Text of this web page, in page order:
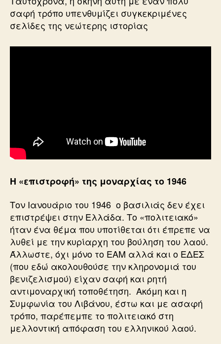
σαφή τρόπο υπενθυμίζει συγκεκριμένες
σελίδες της νεώτερης ιστορίας
Η «επιστροφή» της μοναρχίας το 1946
Τον Ιανουάριο του 1946 ο βασιλιάς δεν έχει
επιστρέψει στην Ελλάδα. Το «πολιτειακό»
ήταν ένα θέμα που υποτίθεται ότι έπρεπε να
λυθεί με την κυρίαρχη του βούληση του λαού.
Άλλωστε, όχι μόνο το ΕΑΜ αλλά και ο ΕΔΕΣ
(που εδώ ακολουθούσε την κληρονομιά του
βενιζελισμού) είχαν σαφή και ρητή
αντιμοναρχική τοποθέτηση. Ακόμη και η
Συμφωνία του Λιβάνου, έστω και με ασαφή
τρόπο, παρέπεμπε το πολιτειακό στη
μελλοντική απόφαση του ελληνικού λαού.